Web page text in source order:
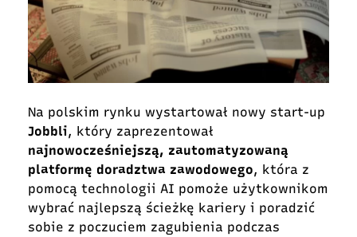
Na polskim rynku wystartował nowy start-up
Jobbli, który zaprezentował
najnowocześniejszą, zautomatyzowaną
platformę doradztwa zawodowego, która z
pomocą technologii AI pomoże użytkownikom
wybrać najlepszą ścieżkę kariery i poradzić
sobie z poczuciem zagubienia podczas